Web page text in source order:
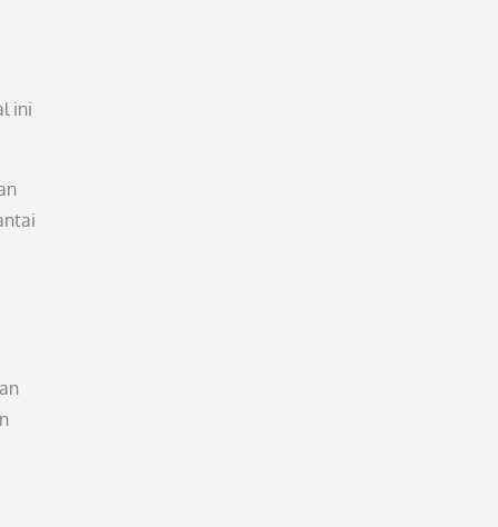
ini